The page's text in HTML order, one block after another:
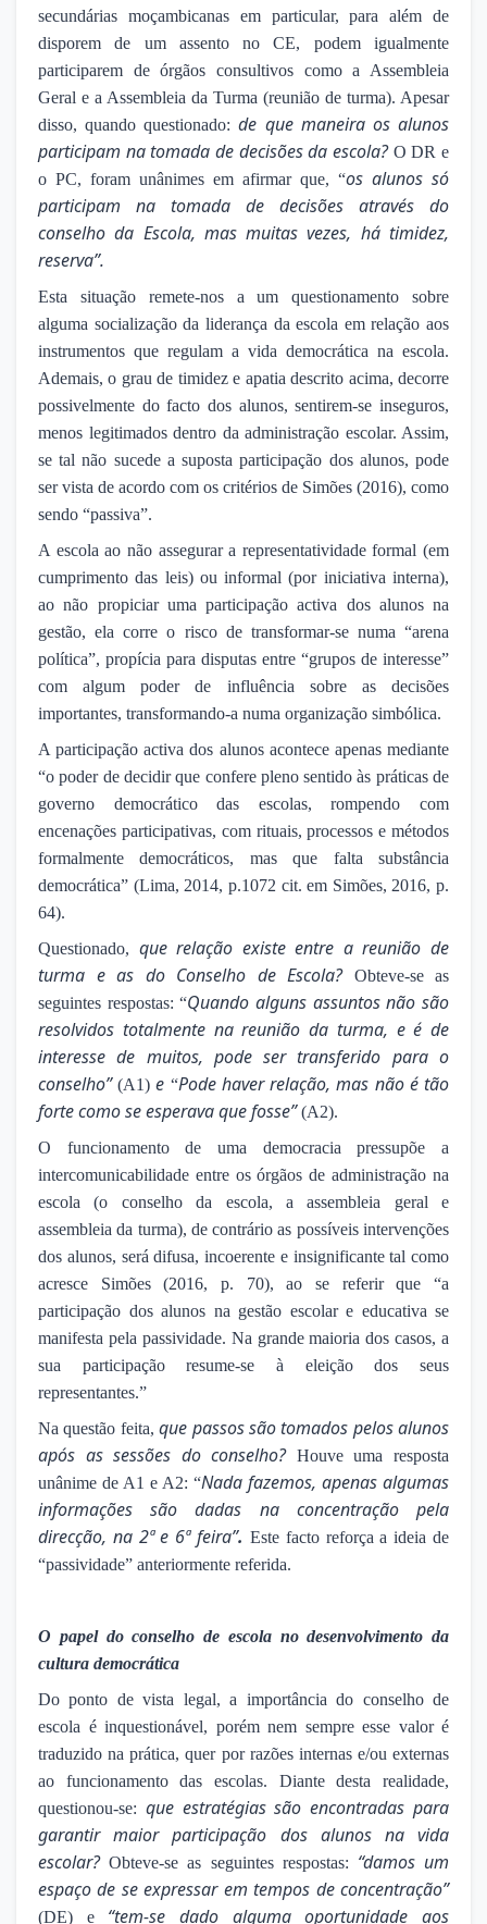
secundárias moçambicanas em particular, para além de
disporem de um assento no CE, podem igualmente
participarem de órgãos consultivos como a Assembleia
Geral e a Assembleia da Turma (reunião de turma). Apesar
disso, quando questionado:de que maneira os alunos
participam na tomada de decisões da escola? O DR e
o PC, foram unânimes em afirmar que, “os alunos só
participam na tomada de decisões através do
conselho da Escola, mas muitas vezes, há timidez,
reserva”.
Esta situação remete-nos a um questionamento sobre
alguma socialização da liderança da escola em relação aos
instrumentos que regulam a vida democrática na escola.
Ademais, o grau de timidez e apatia descrito acima, decorre
possivelmente do facto dos alunos, sentirem-se inseguros,
menos legitimados dentro da administração escolar. Assim,
se tal não sucede a suposta participação dos alunos, pode
ser vista de acordo com os critérios de Simões (2016), como
sendo “passiva”.
A escola ao não assegurar a representatividade formal (em
cumprimento das leis) ou informal (por iniciativa interna),
ao não propiciar uma participação activa dos alunos na
gestão, ela corre o risco de transformar-se numa “arena
política”, propícia para disputas entre “grupos de interesse”
com algum poder de influência sobre as decisões
importantes, transformando-a numa organização simbólica.
A participação activa dos alunos acontece apenas mediante
“o poder de decidir que confere pleno sentido às práticas de
governo democrático das escolas, rompendo com
encenações participativas, com rituais, processos e métodos
formalmente democráticos, mas que falta substância
democrática” (Lima, 2014, p.1072 cit. em Simões, 2016, p.
64).
Questionado, que relação existe entre a reunião de
turma e as do Conselho de Escola? Obteve-se as
seguintes respostas: “Quando alguns assuntos não são
resolvidos totalmente na reunião da turma, e é de
interesse de muitos, pode ser transferido para o
conselho”(A1) e “Pode haver relação, mas não é tão
forte como se esperava que fosse”(A2).
O funcionamento de uma democracia pressupõe a
intercomunicabilidade entre os órgãos de administração na
escola (o conselho da escola, a assembleia geral e
assembleia da turma), de contrário as possíveis intervenções
dos alunos, será difusa, incoerente e insignificante tal como
acresce Simões (2016, p. 70), ao se referir que “a
participação dos alunos na gestão escolar e educativa se
manifesta pela passividade. Na grande maioria dos casos, a
sua participação resume-se à eleição dos seus
representantes.”
Na questão feita,que passos são tomados pelos alunos
após as sessões do conselho? Houve uma resposta
unânime de A1 e A2: “Nada fazemos, apenas algumas
informações são dadas na concentração pela
direcção, na 2ª e 6ª feira”. Este facto reforça a ideia de
“passividade” anteriormente referida.
O papel do conselho de escola no desenvolvimento da
cultura democrática
Do ponto de vista legal, a importância do conselho de
escola é inquestionável, porém nem sempre esse valor é
traduzido na prática, quer por razões internas e/ou externas
ao funcionamento das escolas. Diante desta realidade,
questionou-se: que estratégias são encontradas para
garantir maior participação dos alunos na vida
escolar? Obteve-se as seguintes respostas: “damos um
espaço de se expressar em tempos de concentração”
(DE) e “tem-se dado alguma oportunidade aos